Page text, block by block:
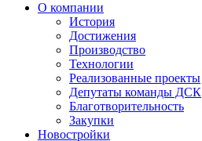
О компании
История
Достижения
Производство
Технологии
Реализованные проекты
Депутаты команды ДСК
Благотворительность
Закупки
Новостройки